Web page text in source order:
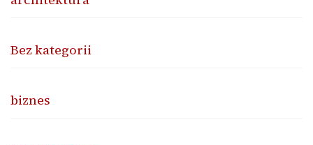
Bez kategorii
biznes